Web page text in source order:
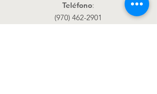
Teléfono:
(970) 462-2901